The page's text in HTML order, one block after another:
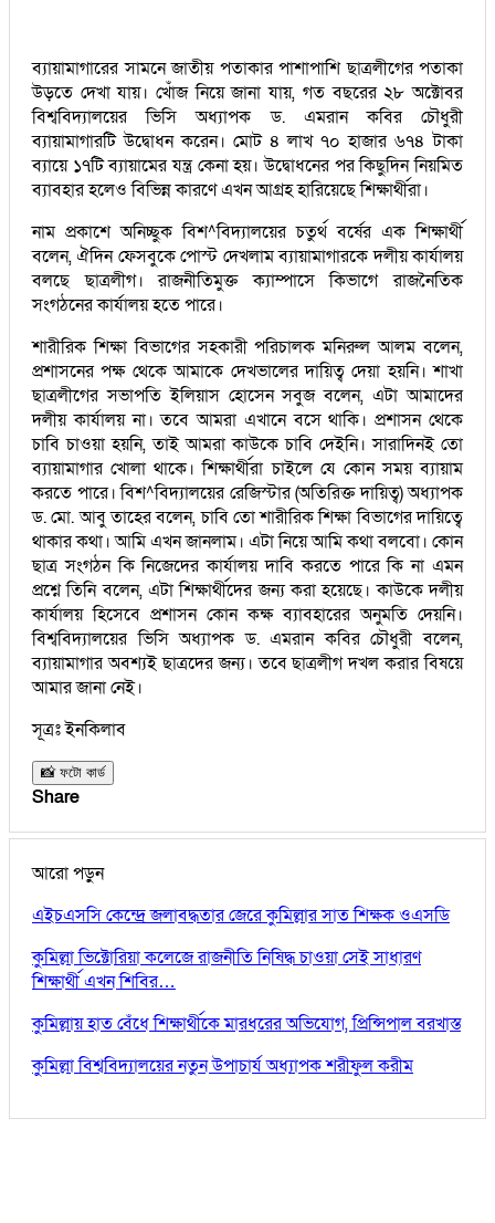
ব্যায়ামাগারের সামনে জাতীয় পতাকার পাশাপাশি ছাত্রলীগের পতাকা
উড়তে দেখা যায়। খোঁজ নিয়ে জানা যায়, গত বছরের ২৮ অক্টোবর
বিশ্ববিদ্যালয়ের ভিসি অধ্যাপক ড. এমরান কবির চৌধুরী
ব্যায়ামাগারটি উদ্বোধন করেন। মোট ৪ লাখ ৭০ হাজার ৬৭৪ টাকা
ব্যায়ে ১৭টি ব্যায়ামের যন্ত্র কেনা হয়। উদ্বোধনের পর কিছুদিন নিয়মিত
ব্যাবহার হলেও বিভিন্ন কারণে এখন আগ্রহ হারিয়েছে শিক্ষার্থীরা।
নাম প্রকাশে অনিচ্ছুক বিশ^বিদ্যালয়ের চতুর্থ বর্ষের এক শিক্ষার্থী
বলেন, ঐদিন ফেসবুকে পোস্ট দেখলাম ব্যায়ামাগারকে দলীয় কার্যালয়
বলছে ছাত্রলীগ। রাজনীতিমুক্ত ক্যাম্পাসে কিভাগে রাজনৈতিক
সংগঠনের কার্যালয় হতে পারে।
শারীরিক শিক্ষা বিভাগের সহকারী পরিচালক মনিরুল আলম বলেন,
প্রশাসনের পক্ষ থেকে আমাকে দেখভালের দায়িত্ব দেয়া হয়নি। শাখা
ছাত্রলীগের সভাপতি ইলিয়াস হোসেন সবুজ বলেন, এটা আমাদের
দলীয় কার্যালয় না। তবে আমরা এখানে বসে থাকি। প্রশাসন থেকে
চাবি চাওয়া হয়নি, তাই আমরা কাউকে চাবি দেইনি। সারাদিনই তো
ব্যায়ামাগার খোলা থাকে। শিক্ষার্থীরা চাইলে যে কোন সময় ব্যায়াম
করতে পারে। বিশ^বিদ্যালয়ের রেজিস্টার (অতিরিক্ত দায়িত্ব) অধ্যাপক
ড. মো. আবু তাহের বলেন, চাবি তো শারীরিক শিক্ষা বিভাগের দায়িত্বে
থাকার কথা। আমি এখন জানলাম। এটা নিয়ে আমি কথা বলবো। কোন
ছাত্র সংগঠন কি নিজেদের কার্যালয় দাবি করতে পারে কি না এমন
প্রশ্নে তিনি বলেন, এটা শিক্ষার্থীদের জন্য করা হয়েছে। কাউকে দলীয়
কার্যালয় হিসেবে প্রশাসন কোন কক্ষ ব্যাবহারের অনুমতি দেয়নি।
বিশ্ববিদ্যালয়ের ভিসি অধ্যাপক ড. এমরান কবির চৌধুরী বলেন,
ব্যায়ামাগার অবশ্যই ছাত্রদের জন্য। তবে ছাত্রলীগ দখল করার বিষয়ে
আমার জানা নেই।
সূত্রঃ ইনকিলাব
📸 ফটো কার্ড
Share
আরো পড়ুন
এইচএসসি কেন্দ্রে জলাবদ্ধতার জেরে কুমিল্লার সাত শিক্ষক ওএসডি
কুমিল্লা ভিক্টোরিয়া কলেজে রাজনীতি নিষিদ্ধ চাওয়া সেই সাধারণ
শিক্ষার্থী এখন শিবির…
কুমিল্লায় হাত বেঁধে শিক্ষার্থীকে মারধরের অভিযোগ, প্রিন্সিপাল বরখাস্ত
কুমিল্লা বিশ্ববিদ্যালয়ের নতুন উপাচার্য অধ্যাপক শরীফুল করীম